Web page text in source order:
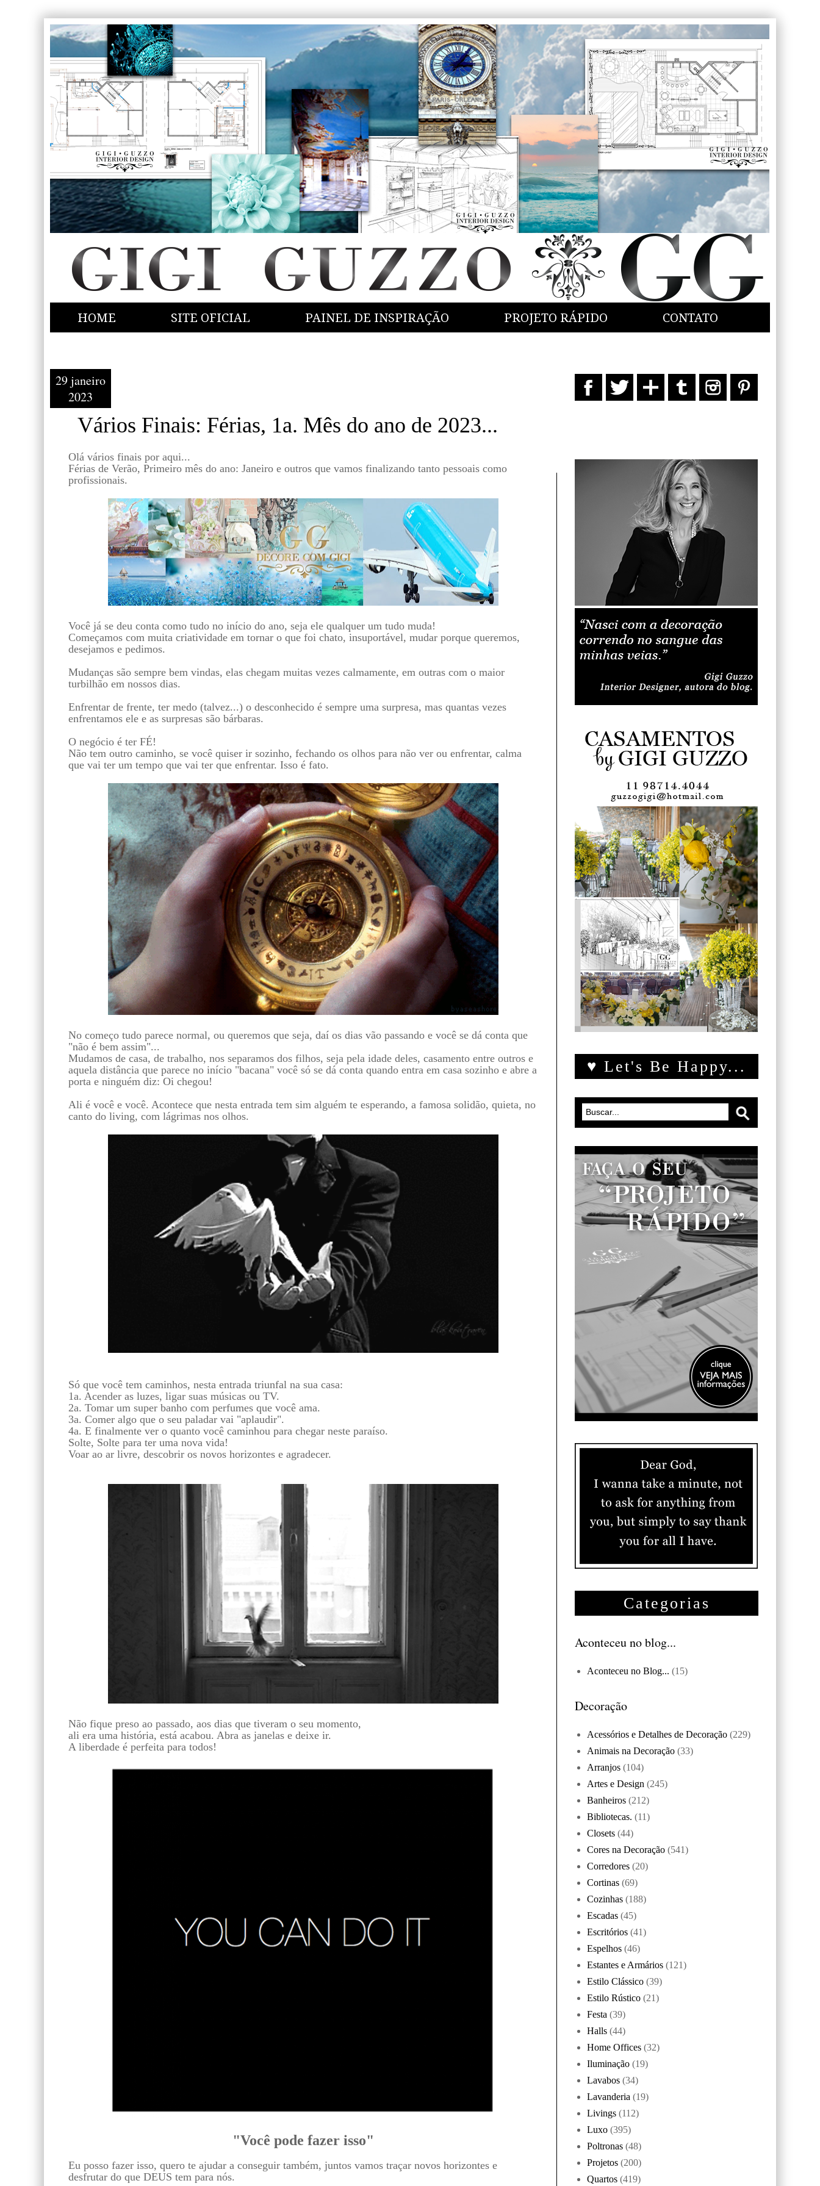
HOME SITE OFICIAL PAINEL DE INSPIRAÇÃO PROJETO RÁPIDO CONTATO
29 janeiro
2023
Vários Finais: Férias, 1a. Mês do ano de 2023...
Olá vários finais por aqui...
Férias de Verão, Primeiro mês do ano: Janeiro e outros que vamos finalizando tanto pessoais como
profissionais.
Você já se deu conta como tudo no início do ano, seja ele qualquer um tudo muda!
Começamos com muita criatividade em tornar o que foi chato, insuportável, mudar porque queremos,
desejamos e pedimos.
Mudanças são sempre bem vindas, elas chegam muitas vezes calmamente, em outras com o maior
turbilhão em nossos dias.
Enfrentar de frente, ter medo (talvez...) o desconhecido é sempre uma surpresa, mas quantas vezes
enfrentamos ele e as surpresas são bárbaras.
O negócio é ter FÉ!
Não tem outro caminho, se você quiser ir sozinho, fechando os olhos para não ver ou enfrentar, calma
que vai ter um tempo que vai ter que enfrentar. Isso é fato.
No começo tudo parece normal, ou queremos que seja, daí os dias vão passando e você se dá conta que
"não é bem assim"...
Mudamos de casa, de trabalho, nos separamos dos filhos, seja pela idade deles, casamento entre outros e
aquela distância que parece no início "bacana" você só se dá conta quando entra em casa sozinho e abre a
porta e ninguém diz: Oi chegou!
Ali é você e você. Acontece que nesta entrada tem sim alguém te esperando, a famosa solidão, quieta, no
canto do living, com lágrimas nos olhos.
Só que você tem caminhos, nesta entrada triunfal na sua casa:
1a. Acender as luzes, ligar suas músicas ou TV.
2a. Tomar um super banho com perfumes que você ama.
3a. Comer algo que o seu paladar vai "aplaudir".
4a. E finalmente ver o quanto você caminhou para chegar neste paraíso.
Solte, Solte para ter uma nova vida!
Voar ao ar livre, descobrir os novos horizontes e agradecer.
Não fique preso ao passado, aos dias que tiveram o seu momento,
ali era uma história, está acabou. Abra as janelas e deixe ir.
A liberdade é perfeita para todos!
"Você pode fazer isso"
Eu posso fazer isso, quero te ajudar a conseguir também, juntos vamos traçar novos horizontes e
desfrutar do que DEUS tem para nós.
♥ Let's Be Happy...
Categorias
Aconteceu no blog...
Aconteceu no Blog... (15)
Decoração
Acessórios e Detalhes de Decoração (229)
Animais na Decoração (33)
Arranjos (104)
Artes e Design (245)
Banheiros (212)
Bibliotecas. (11)
Closets (44)
Cores na Decoração (541)
Corredores (20)
Cortinas (69)
Cozinhas (188)
Escadas (45)
Escritórios (41)
Espelhos (46)
Estantes e Armários (121)
Estilo Clássico (39)
Estilo Rústico (21)
Festa (39)
Halls (44)
Home Offices (32)
Iluminação (19)
Lavabos (34)
Lavanderia (19)
Livings (112)
Luxo (395)
Poltronas (48)
Projetos (200)
Quartos (419)